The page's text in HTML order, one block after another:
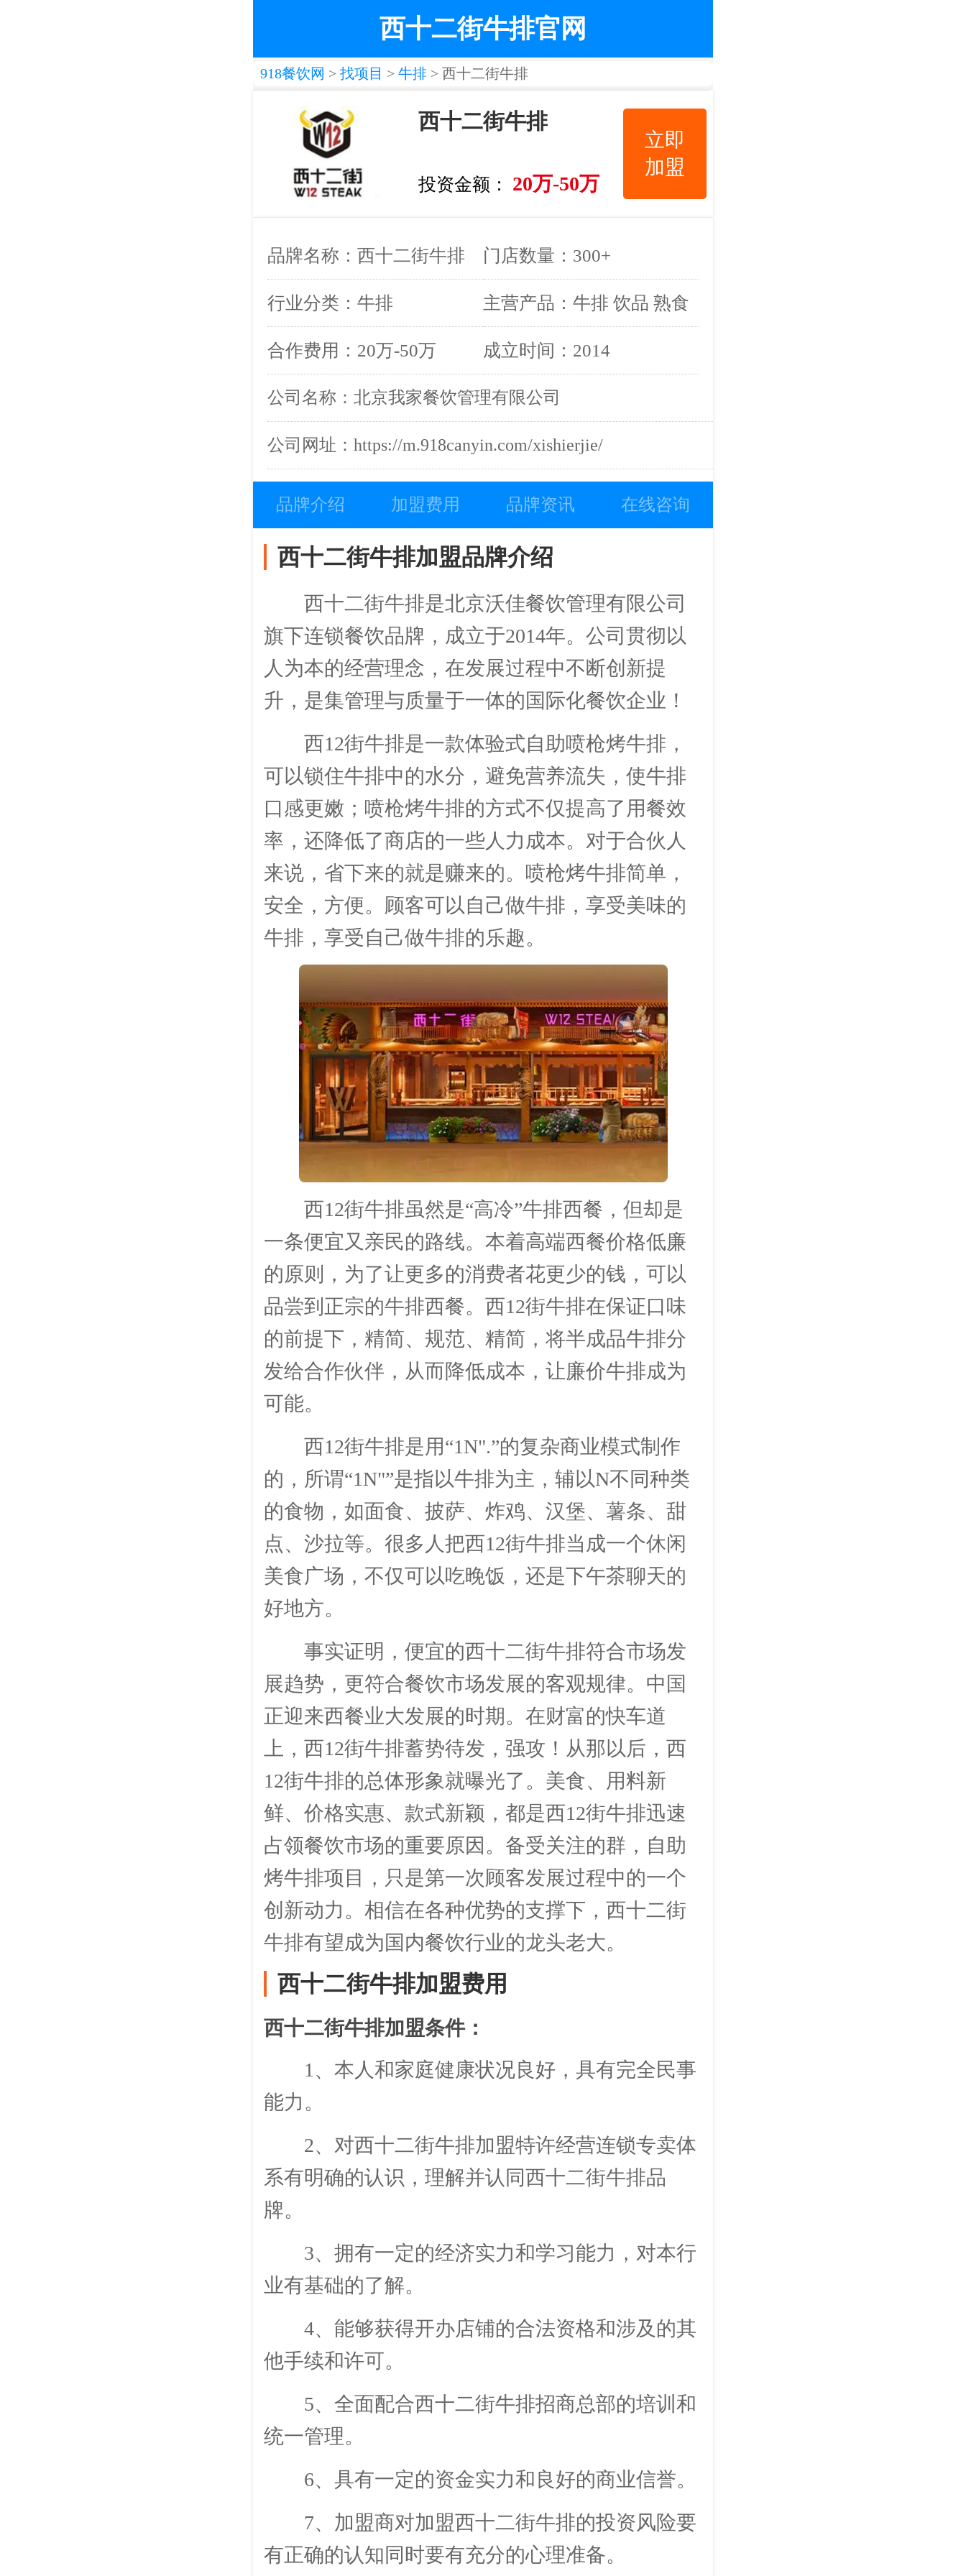
西十二街牛排官网
918餐饮网 > 找项目 > 牛排 > 西十二街牛排
西十二街牛排
投资金额： 20万-50万
立即
加盟
品牌名称：西十二街牛排 门店数量：300+
行业分类：牛排 主营产品：牛排 饮品 熟食
合作费用：20万-50万 成立时间：2014
公司名称：北京我家餐饮管理有限公司
公司网址：https://m.918canyin.com/xishierjie/
品牌介绍 加盟费用 品牌资讯 在线咨询
西十二街牛排加盟品牌介绍
西十二街牛排是北京沃佳餐饮管理有限公司
旗下连锁餐饮品牌，成立于2014年。公司贯彻以
人为本的经营理念，在发展过程中不断创新提
升，是集管理与质量于一体的国际化餐饮企业！
西12街牛排是一款体验式自助喷枪烤牛排，
可以锁住牛排中的水分，避免营养流失，使牛排
口感更嫩；喷枪烤牛排的方式不仅提高了用餐效
率，还降低了商店的一些人力成本。对于合伙人
来说，省下来的就是赚来的。喷枪烤牛排简单，
安全，方便。顾客可以自己做牛排，享受美味的
牛排，享受自己做牛排的乐趣。
西12街牛排虽然是“高冷”牛排西餐，但却是
一条便宜又亲民的路线。本着高端西餐价格低廉
的原则，为了让更多的消费者花更少的钱，可以
品尝到正宗的牛排西餐。西12街牛排在保证口味
的前提下，精简、规范、精简，将半成品牛排分
发给合作伙伴，从而降低成本，让廉价牛排成为
可能。
西12街牛排是用“1N".”的复杂商业模式制作
的，所谓“1N"”是指以牛排为主，辅以N不同种类
的食物，如面食、披萨、炸鸡、汉堡、薯条、甜
点、沙拉等。很多人把西12街牛排当成一个休闲
美食广场，不仅可以吃晚饭，还是下午茶聊天的
好地方。
事实证明，便宜的西十二街牛排符合市场发
展趋势，更符合餐饮市场发展的客观规律。中国
正迎来西餐业大发展的时期。在财富的快车道
上，西12街牛排蓄势待发，强攻！从那以后，西
12街牛排的总体形象就曝光了。美食、用料新
鲜、价格实惠、款式新颖，都是西12街牛排迅速
占领餐饮市场的重要原因。备受关注的群，自助
烤牛排项目，只是第一次顾客发展过程中的一个
创新动力。相信在各种优势的支撑下，西十二街
牛排有望成为国内餐饮行业的龙头老大。
西十二街牛排加盟费用
西十二街牛排加盟条件：
1、本人和家庭健康状况良好，具有完全民事
能力。
2、对西十二街牛排加盟特许经营连锁专卖体
系有明确的认识，理解并认同西十二街牛排品
牌。
3、拥有一定的经济实力和学习能力，对本行
业有基础的了解。
4、能够获得开办店铺的合法资格和涉及的其
他手续和许可。
5、全面配合西十二街牛排招商总部的培训和
统一管理。
6、具有一定的资金实力和良好的商业信誉。
7、加盟商对加盟西十二街牛排的投资风险要
有正确的认知同时要有充分的心理准备。